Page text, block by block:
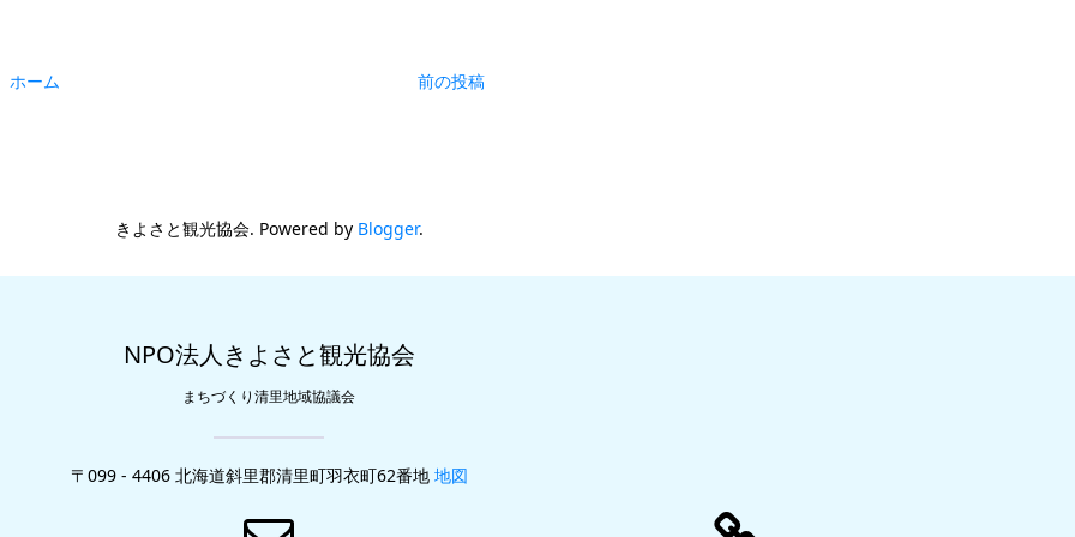
前の投稿
ホーム
きよさと観光協会. Powered by Blogger.
NPO法人きよさと観光協会
まちづくり清里地域協議会
〒099 - 4406 北海道斜里郡清里町羽衣町62番地 地図